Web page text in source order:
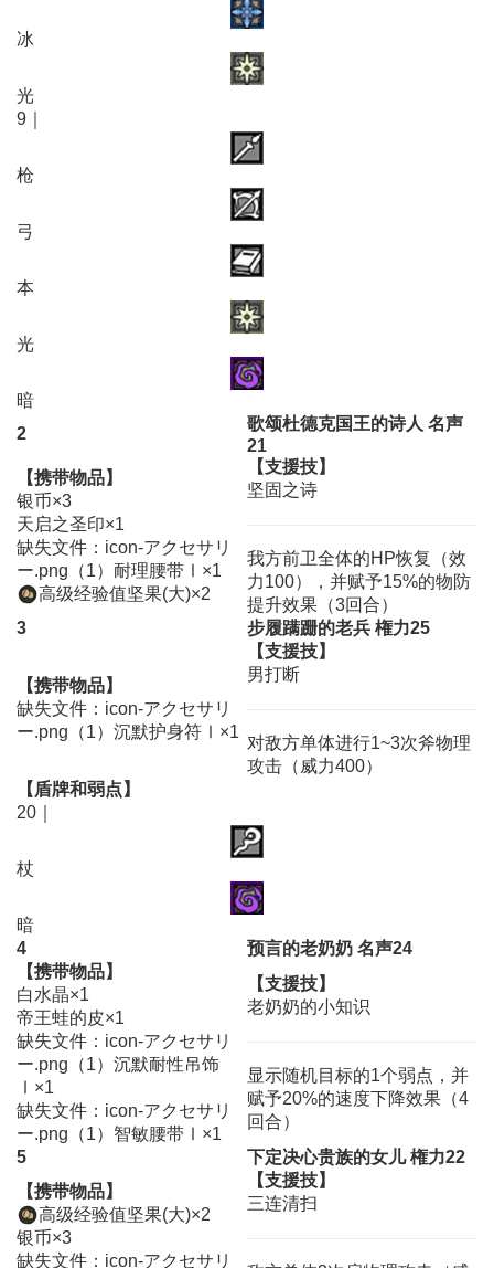
冰
光
9｜
枪
弓
本
光
暗
2
歌颂杜德克国王的诗人 名声
21
【携带物品】
银币×3
天启之圣印×1
缺失文件：icon-アクセサリ
ー.png（1）耐理腰带Ⅰ×1
高级经验值坚果(大)×2
【支援技】
坚固之诗
我方前卫全体的HP恢复（效
力100），并赋予15%的物防
提升效果（3回合）
3
步履蹒跚的老兵 権力25
【携带物品】
缺失文件：icon-アクセサリ
ー.png（1）沉默护身符Ⅰ×1
【支援技】
男打断
对敌方单体进行1~3次斧物理
攻击（威力400）
【盾牌和弱点】
20｜
杖
暗
4
预言的老奶奶 名声24
【携带物品】
白水晶×1
帝王蛙的皮×1
缺失文件：icon-アクセサリ
ー.png（1）沉默耐性吊饰
Ⅰ×1
缺失文件：icon-アクセサリ
ー.png（1）智敏腰带Ⅰ×1
【支援技】
老奶奶的小知识
显示随机目标的1个弱点，并
赋予20%的速度下降效果（4
回合）
5
下定决心贵族的女儿 権力22
【携带物品】
高级经验值坚果(大)×2
银币×3
缺失文件：icon-アクセサリ
【支援技】
三连清扫